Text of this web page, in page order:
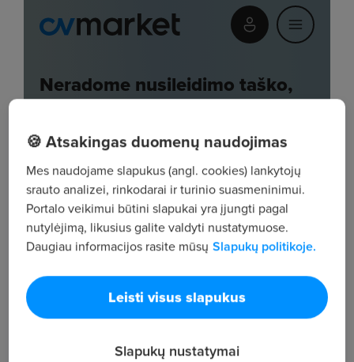
🍪 Atsakingas duomenų naudojimas
Mes naudojame slapukus (angl. cookies) lankytojų
srauto analizei, rinkodarai ir turinio suasmeninimui.
Portalo veikimui būtini slapukai yra įjungti pagal
nutylėjimą, likusius galite valdyti nustatymuose.
Daugiau informacijos rasite mūsų Slapukų politikoje.
Leisti visus slapukus
Slapukų nustatymai